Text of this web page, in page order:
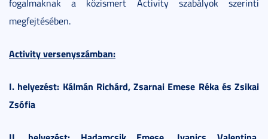
fogalmaknak a közismert Activity szabályok szerinti
megfejtésében.
Activity versenyszámban:
I. helyezést: Kálmán Richárd, Zsarnai Emese Réka és Zsikai
Zsófia